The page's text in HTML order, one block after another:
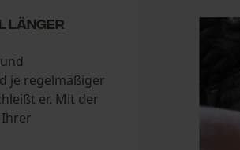
länger
je regelmäßiger
er. Mit der